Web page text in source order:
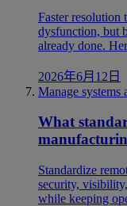
Faster resolution
dysfunction, but
already done.
2026年6月12日
Manage systems
What
Standardize
security,
while keeping